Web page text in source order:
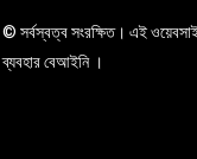
© সর্বস্বত্ব সংরক্ষিত। এই
ব্যবহার বেআইনি ।